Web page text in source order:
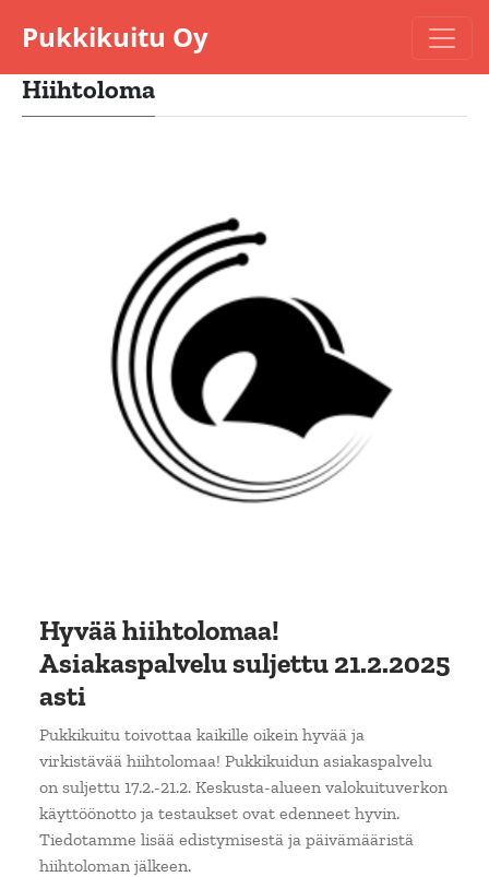
Pukkikuitu Oy
Hiihtoloma
Hyvää hiihtolomaa!
Asiakaspalvelu suljettu 21.2.2025
asti
Pukkikuitu toivottaa kaikille oikein hyvää ja
virkistävää hiihtolomaa! Pukkikuidun asiakaspalvelu
on suljettu 17.2.-21.2. Keskusta-alueen valokuituverkon
käyttöönotto ja testaukset ovat edenneet hyvin.
Tiedotamme lisää edistymisestä ja päivämääristä
hiihtoloman jälkeen.